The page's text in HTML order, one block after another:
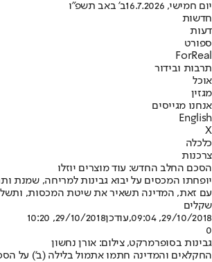
יום חמישי, 16.7.2026
ב' באב תשפ"ו
חדשות
דעות
ספורט
ForReal
תרבות ובידור
אוכל
מגזין
אנחנו מגייסים
English
X
כלכלה
צרכנות
הסכם החלב החדש: עוד מוצרים יוזלו
יופחתו המכסים על יבוא גבינות למריחה, שמנת
שקלים
29/10/2018, 09:04
,עודכן29/10/2018, 10:20
0
גבינות בסופרמרקט, צילום: אורן נחשון
החקלאים והמדינה חתמו אתמול בלילה (ב') על